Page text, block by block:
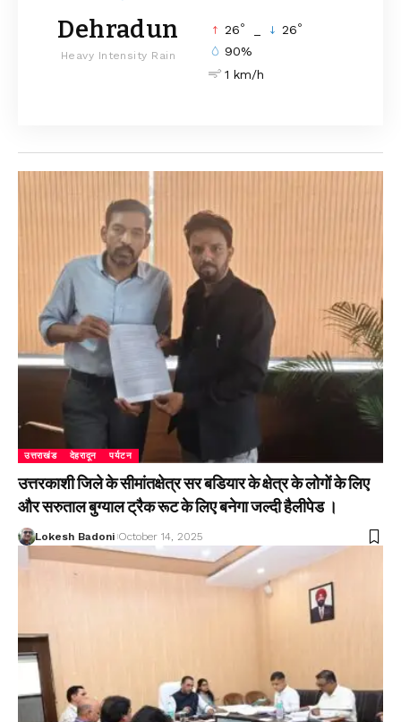
Dehradun
Heavy Intensity Rain
26° 26°
90%
1 km/h
उत्तराखंड देहरादून पर्यटन
उत्तरकाशी जिले के सीमांतक्षेत्र सर बडियार के क्षेत्र के लोगों के लिए
और सरुताल बुग्याल ट्रैक रूट के लिए बनेगा जल्दी हैलीपेड ।
Lokesh Badoni October 14, 2025